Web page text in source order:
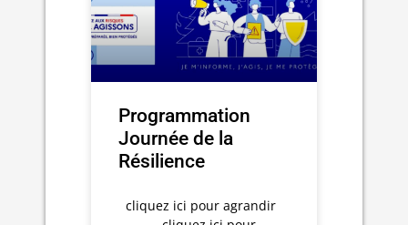
Programmation
Journée de la
Résilience
cliquez ici pour agrandir